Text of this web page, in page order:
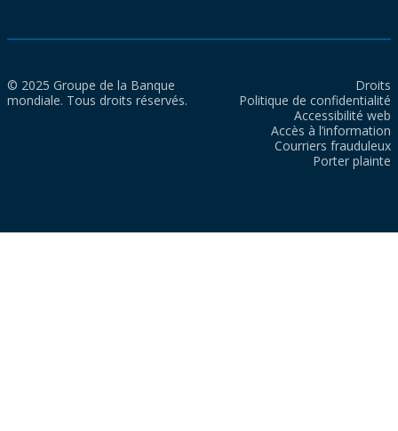
© 2025 Groupe de la Banque
mondiale. Tous droits réservés.
Droits
Politique de confidentialité
Accessibilité web
Accès à l’information
Courriers frauduleux
Porter plainte